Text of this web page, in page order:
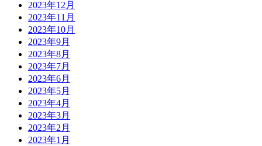
2023年12月
2023年11月
2023年10月
2023年9月
2023年8月
2023年7月
2023年6月
2023年5月
2023年4月
2023年3月
2023年2月
2023年1月